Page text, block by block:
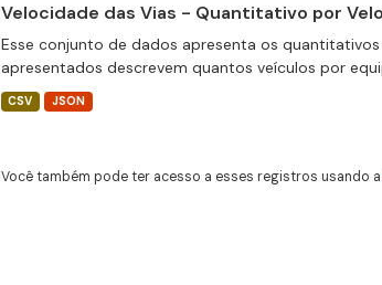
Velocidade das Vias - Quantitativo por
Esse conjunto de dados apresenta os
apresentados descrevem quantos veículos por
CSV JSON
Você também pode ter acesso a esses registros usando a